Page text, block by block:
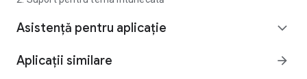
Asistență pentru aplicație expand_more
Aplicații similare arrow_forward